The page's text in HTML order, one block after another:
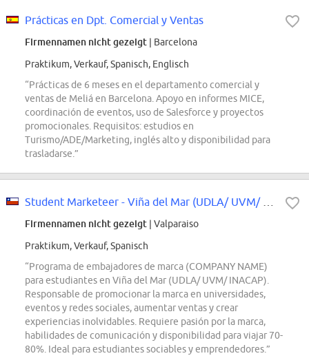
Prácticas en Dpt. Comercial y Ventas
Firmennamen nicht gezeigt | Barcelona
Praktikum, Verkauf, Spanisch, Englisch
“Prácticas de 6 meses en el departamento comercial y
ventas de Meliá en Barcelona. Apoyo en informes MICE,
coordinación de eventos, uso de Salesforce y proyectos
promocionales. Requisitos: estudios en
Turismo/ADE/Marketing, inglés alto y disponibilidad para
trasladarse.”
Firmennamen nicht gezeigt | Valparaiso
Praktikum, Verkauf, Spanisch
“Programa de embajadores de marca (COMPANY NAME)
para estudiantes en Viña del Mar (UDLA/ UVM/ INACAP).
Responsable de promocionar la marca en universidades,
eventos y redes sociales, aumentar ventas y crear
experiencias inolvidables. Requiere pasión por la marca,
habilidades de comunicación y disponibilidad para viajar 70-
80%. Ideal para estudiantes sociables y emprendedores.”